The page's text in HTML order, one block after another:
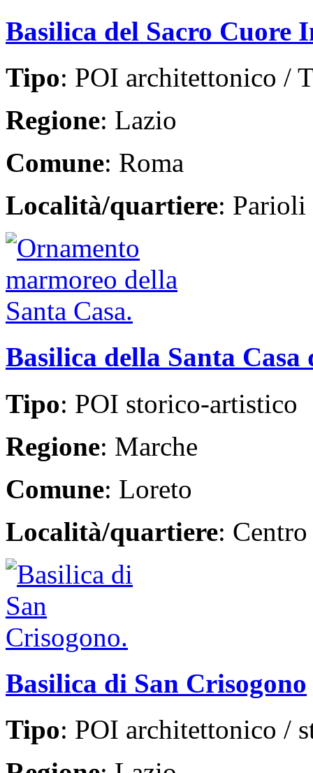
Basilica del Sacro Cuore
Tipo: POI architettonico /
Regione: Lazio
Comune: Roma
Località/quartiere: Parioli
Basilica della Santa
Tipo: POI storico-artistico
Regione: Marche
Comune: Loreto
Località/quartiere:
Basilica di San Crisogono
Tipo: POI architettonico /